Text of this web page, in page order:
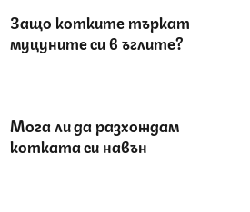
Защо котките търкат
муцуните си в ъглите?
Мога ли да разхождам
котката си навън